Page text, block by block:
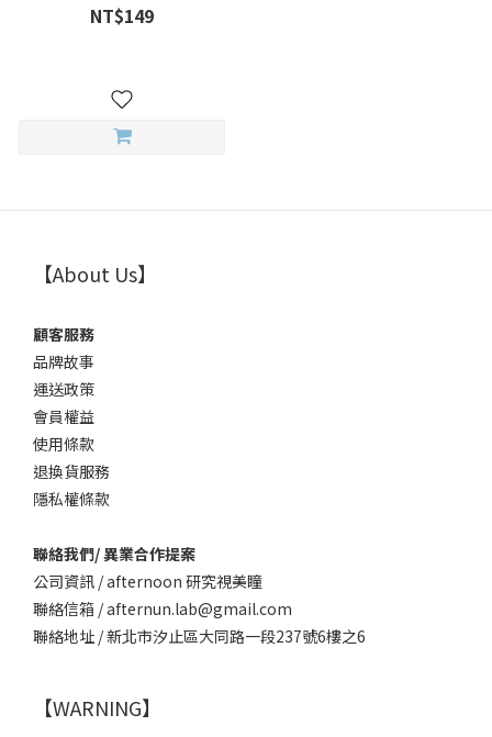
NT$149
【About Us】
顧客服務
品牌故事
運送政策
會員權益
使用條款
退換貨服務
隱私權條款
聯絡我們/ 異業合作提案
公司資訊 / afternoon 研究視美瞳
聯絡信箱 / afternun.lab@gmail.com
聯絡地址 / 新北市汐止區大同路一段237號6樓之6
【WARNING】